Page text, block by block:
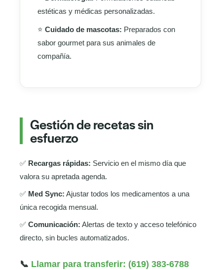
estéticas y médicas personalizadas.
⭐ Cuidado de mascotas: Preparados con
sabor gourmet para sus animales de
compañía.
Gestión de recetas sin
esfuerzo
✅ Recargas rápidas: Servicio en el mismo día que
valora su apretada agenda.
✅ Med Sync: Ajustar todos los medicamentos a una
única recogida mensual.
✅ Comunicación: Alertas de texto y acceso telefónico
directo, sin bucles automatizados.
📞 Llamar para transferir: (619) 383-6788